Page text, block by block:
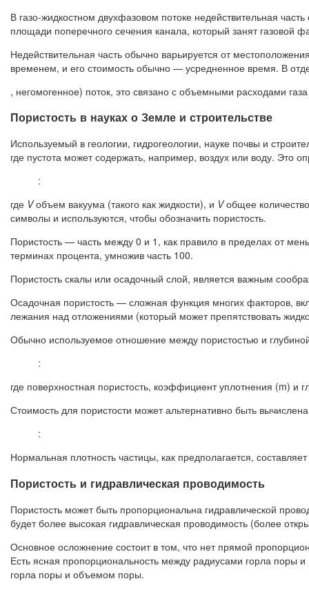
В газо-жидкостном двухфазовом потоке недействительная
площади поперечного сечения канала, который занят газовой
Недействительная часть обычно варьируется от
временем, и его стоимость обычно — усредненное время. В
, негомогенное) поток, это связано с объемными расходами
Пористость в науках о Земле и строительстве
Используемый в геологии, гидрогеологии, науке почвы и
где пустота может содержать, например, воздух или воду. Это
:
где Vобъем вакуума (такого как жидкости), и Vобщее
символы и используются, чтобы обозначить пористость.
Пористость — часть между 0 и 1, как правило в пределах от
терминах процента, умножив часть 100.
Пористость скалы или осадочный слой, является важным
Осадочная пористость — сложная функция многих факторов,
лежания над отложениями (который может препятствовать
Обычно используемое отношение между пористостью и
:
где поверхностная пористость, коэффициент уплотнения (m) и
Стоимость для пористости может альтернативно быть
:
Нормальная плотность частицы, как предполагается,
Пористость и гидравлическая проводимость
Пористость может быть пропорциональна гидравлической
будет более высокая гидравлическая проводимость (более
Основное осложнение состоит в том, что нет прямой
Есть ясная пропорциональность между радиусами горла поры
горла поры и объемом поры.